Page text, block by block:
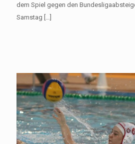
dem Spiel gegen den
Samstag […]